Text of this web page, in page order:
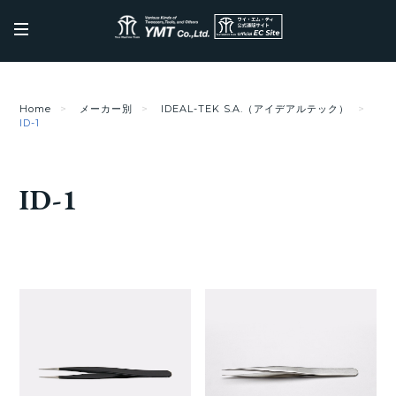
Home メーカー別
IDEAL-TEK S.A.（アイデアルテック）
ID-1
ID-1